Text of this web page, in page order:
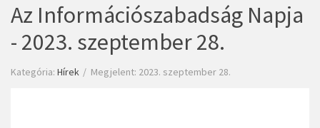
Az Információszabadság Napja
- 2023. szeptember 28.
Kategória: Hírek Megjelent: 2023. szeptember 28.